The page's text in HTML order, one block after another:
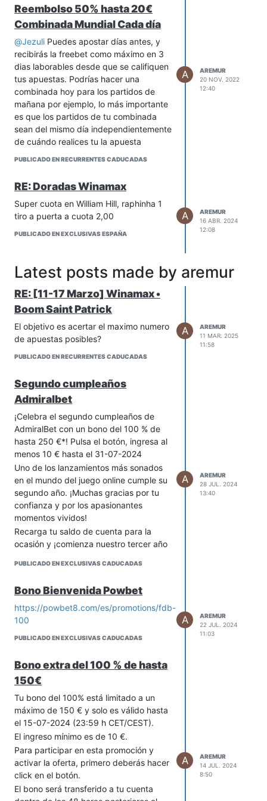
Reembolso 50% hasta 20€
Combinada Mundial Cada día
@Jezuli Puedes apostar días antes, y
recibirás la freebet como máximo en 3
dias laborables desde que se califiquen
tus apuestas. Podrías hacer una
combinada hoy para los partidos de
mañana por ejemplo, lo más importante
es que los partidos de tu combinada
sean del mismo día independientemente
de cuándo realices tu la apuesta
PUBLICADO EN RECURRENTES CADUCADAS
A
AREMUR
20 NOV. 2022
12:40
RE: Doradas Winamax
Super cuota en William Hill, raphinha 1
tiro a puerta a cuota 2,00
PUBLICADO EN EXCLUSIVAS ESPAÑA
A
AREMUR
16 ABR. 2024
12:08
Latest posts made by aremur
RE: [11-17 Marzo] Winamax •
Boom Saint Patrick
El objetivo es acertar el maximo numero
de apuestas posibles?
PUBLICADO EN RECURRENTES CADUCADAS
A
AREMUR
11 MAR. 2025
11:58
Segundo cumpleaños
Admiralbet
¡Celebra el segundo cumpleaños de
AdmiralBet con un bono del 100 % de
hasta 250 €*! Pulsa el botón, ingresa al
menos 10 € hasta el 31-07-2024
Uno de los lanzamientos más sonados
en el mundo del juego online cumple su
segundo año. ¡Muchas gracias por tu
confianza y por los apasionantes
momentos vividos!
Recarga tu saldo de cuenta para la
ocasión y ¡comienza nuestro tercer año
Tu bono del 100% está limitado a un
máximo de 250 € y solo es válido hasta
el 31-07-2024 (23:59 h CET/CEST).
El ingreso mínimo es de 10 €.
activar la oferta, primero deberás hacer
El bono será transferido a tu cuenta
dentro de las 48 horas posteriores al
ingreso del importe mínimo.
Puedes usar tu bono en cualquier juego
de la sección "Juega tu bono" de
AdmiralBet. No puedes usar tu bono en
juegos que no pertenezcan a esta
sección.
El bono ofertado puede convertirse
PUBLICADO EN EXCLUSIVAS CADUCADAS
A
AREMUR
28 JUL. 2024
13:40
Bono Bienvenida Powbet
https://powbet8.com/es/promotions/fdb-
100
PUBLICADO EN EXCLUSIVAS CADUCADAS
A
AREMUR
22 JUL. 2024
11:03
Bono extra del 100 % de hasta
150€
Tu bono del 100% está limitado a un
máximo de 150 € y solo es válido hasta
el 15-07-2024 (23:59 h CET/CEST).
El ingreso mínimo es de 10 €.
Para participar en esta promoción y
activar la oferta, primero deberás hacer
click en el botón.
El bono será transferido a tu cuenta
A
AREMUR
14 JUL. 2024
8:50